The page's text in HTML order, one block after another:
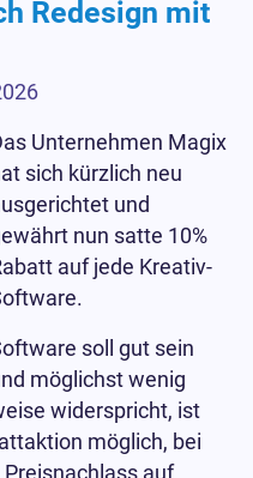
Redesign mit
Unternehmen Magix
sich kürzlich neu
und
nun satte 10%
auf jede Kreativ-
soll gut sein
möglichst wenig
widerspricht, ist
möglich, bei